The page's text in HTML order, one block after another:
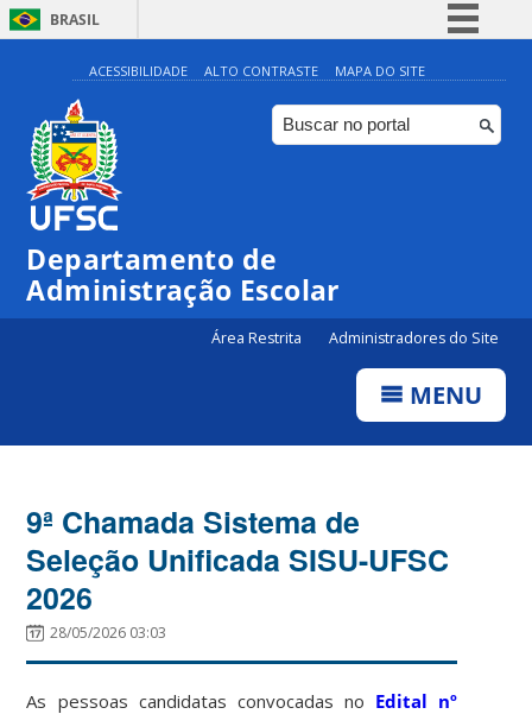
BRASIL
Simplifique!
Comunica BR
Participe
ACESSIBILIDADE ALTO CONTRASTE MAPA DO SITE
Departamento de
Administração Escolar
Área Restrita Administradores do Site
MENU
9ª Chamada Sistema de
Seleção Unificada SISU-UFSC
2026
28/05/2026 03:03
As pessoas candidatas convocadas no Edital nº